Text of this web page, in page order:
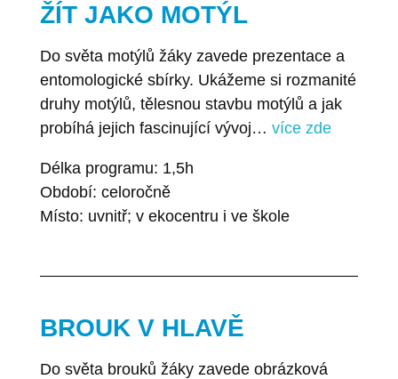
ŽÍT JAKO MOTÝL
Do světa motýlů žáky zavede prezentace a
entomologické sbírky. Ukážeme si rozmanité
druhy motýlů, tělesnou stavbu motýlů a jak
probíhá jejich fascinující vývoj… více zde
Délka programu: 1,5h
Období: celoročně
Místo: uvnitř; v ekocentru i ve škole
BROUK V HLAVĚ
Do světa brouků žáky zavede obrázková